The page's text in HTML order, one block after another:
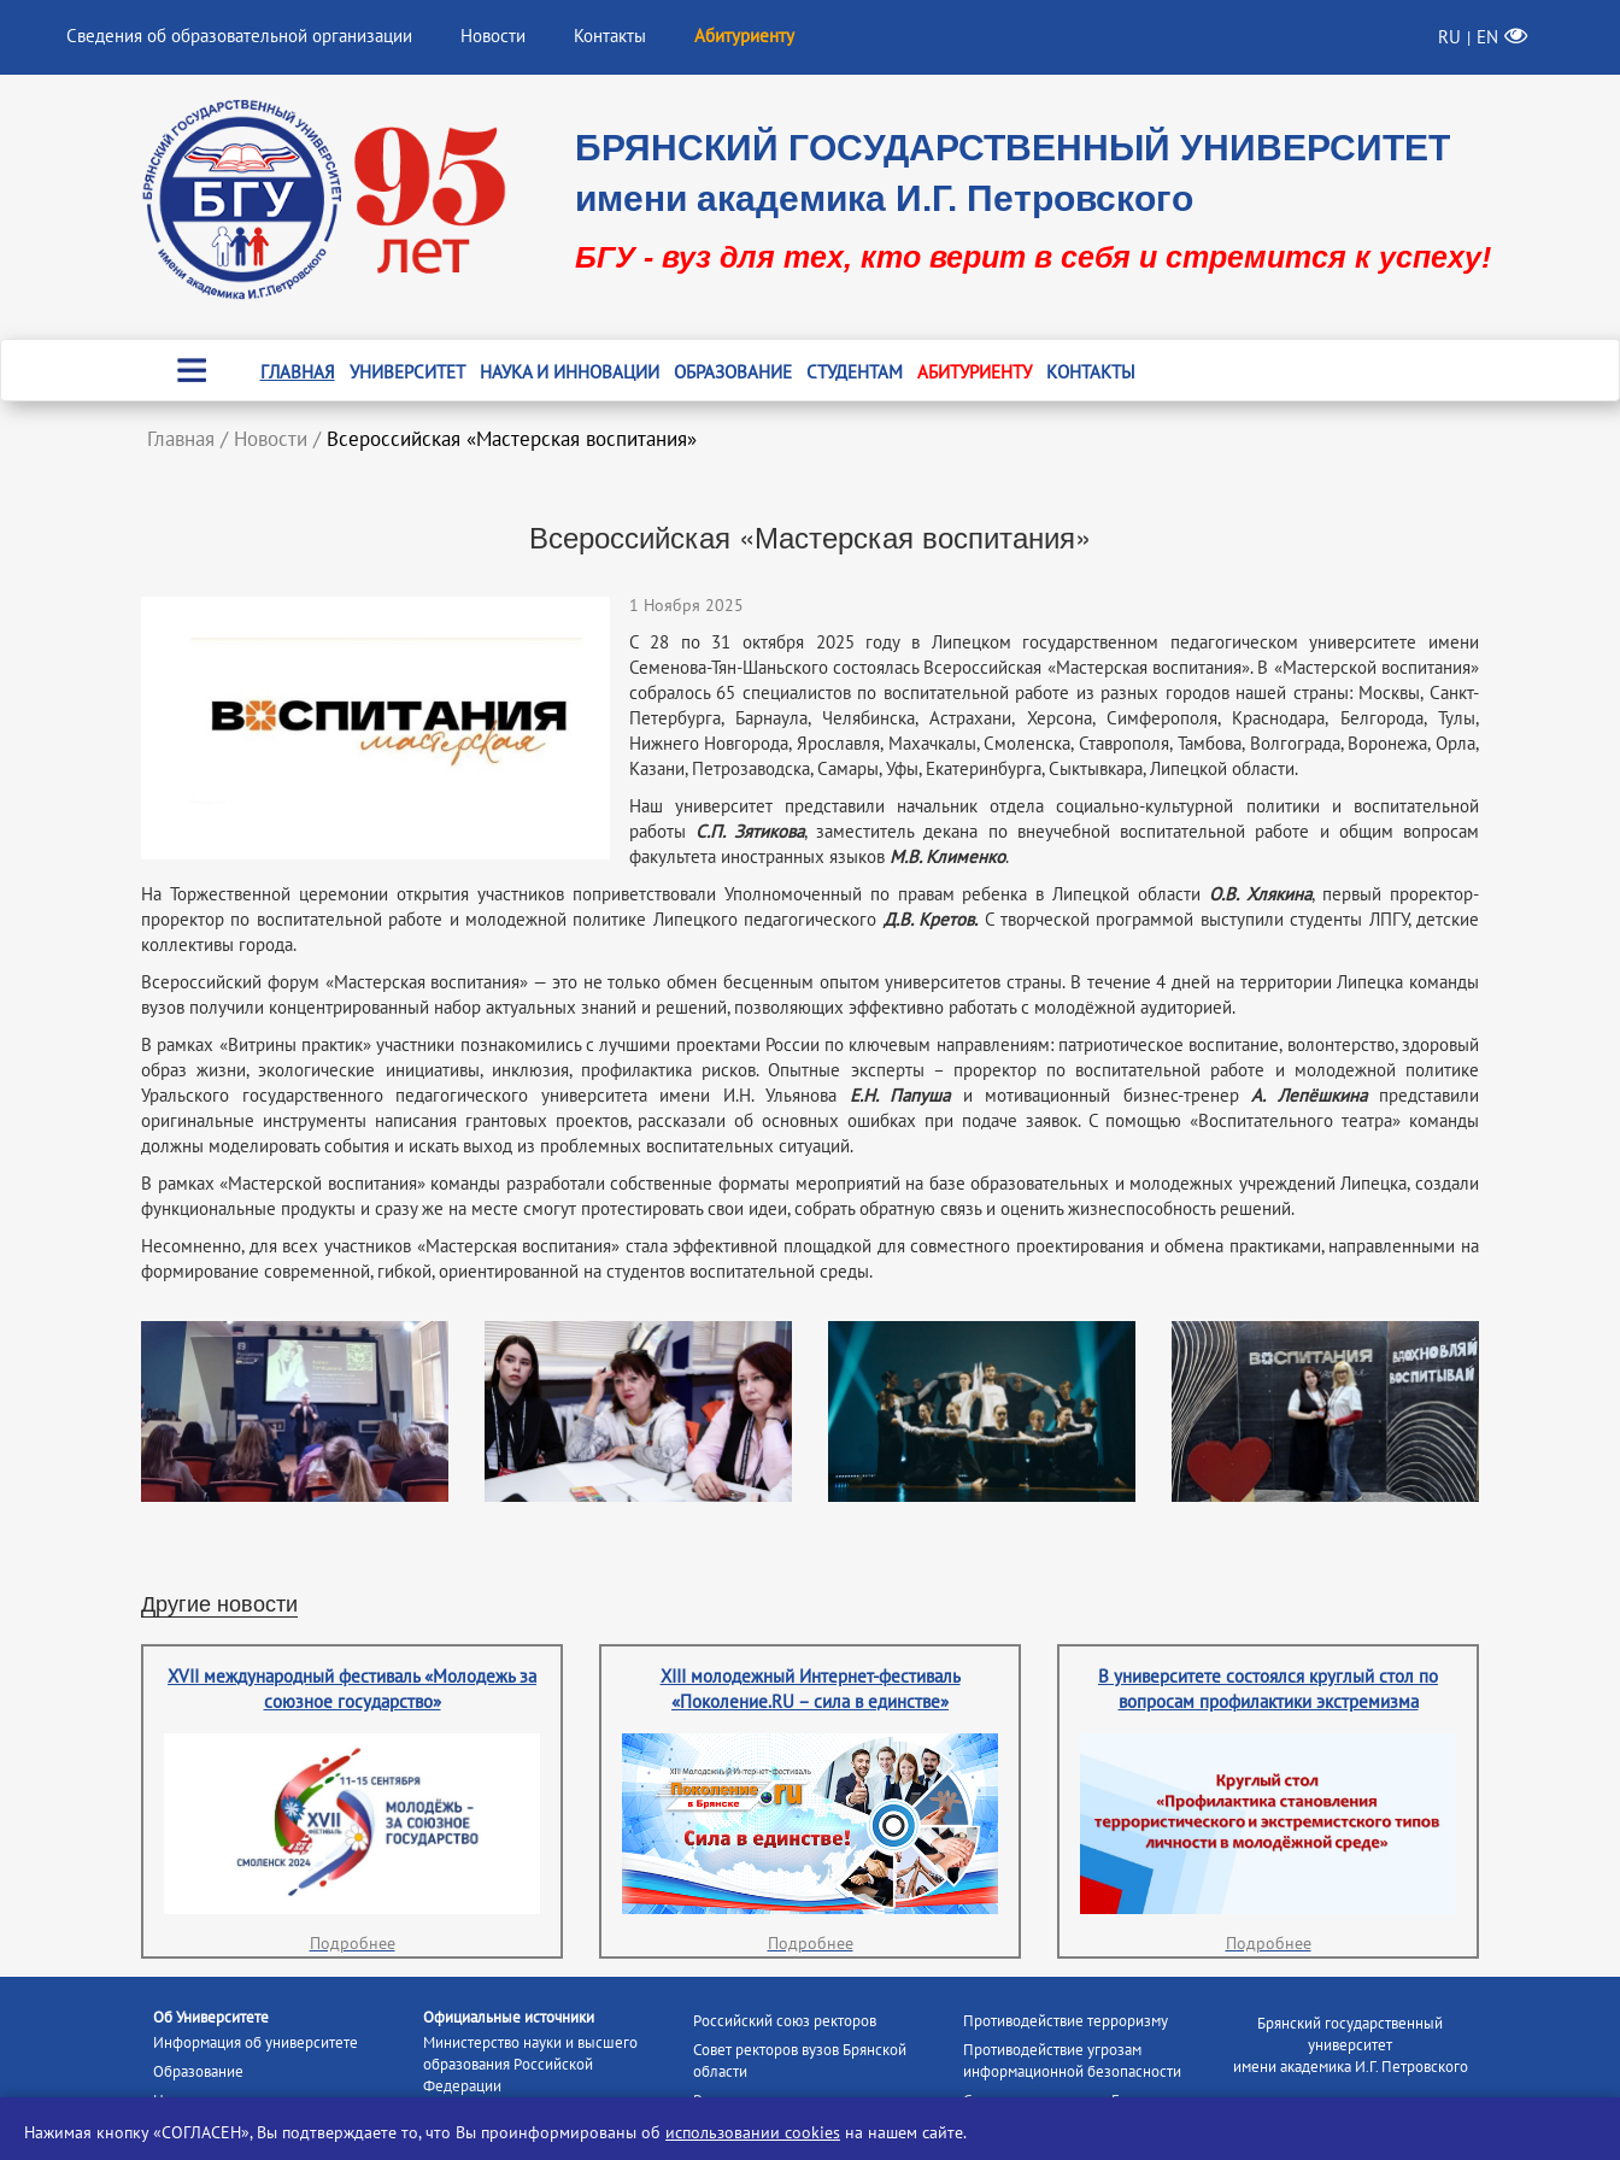
Сведения об образовательной организации Новости Контакты Абитуриенту RU | EN
БРЯНСКИЙ ГОСУДАРСТВЕННЫЙ УНИВЕРСИТЕТ
имени академика И.Г. Петровского
БГУ - вуз для тех, кто верит в себя и стремится к успеху!
ГЛАВНАЯ УНИВЕРСИТЕТ НАУКА И ИННОВАЦИИ ОБРАЗОВАНИЕ СТУДЕНТАМ АБИТУРИЕНТУ КОНТАКТЫ
Главная / Новости / Всероссийская «Мастерская воспитания»
Всероссийская «Мастерская воспитания»
1 Ноября 2025
С 28 по 31 октября 2025 году в Липецком государственном педагогическом университете имени
Семенова-Тян-Шаньского состоялась Всероссийская «Мастерская воспитания». В «Мастерской воспитания»
собралось 65 специалистов по воспитательной работе из разных городов нашей страны: Москвы, Санкт-
Петербурга, Барнаула, Челябинска, Астрахани, Херсона, Симферополя, Краснодара, Белгорода, Тулы,
Нижнего Новгорода, Ярославля, Махачкалы, Смоленска, Ставрополя, Тамбова, Волгограда, Воронежа, Орла,
Казани, Петрозаводска, Самары, Уфы, Екатеринбурга, Сыктывкара, Липецкой области.
Наш университет представили начальник отдела социально-культурной политики и воспитательной
работы
С.П. Зятикова, заместитель декана по внеучебной воспитательной работе и общим вопросам
факультета иностранных языков М.В. Клименко.
На Торжественной церемонии открытия участников поприветствовали Уполномоченный по правам ребенка в Липецкой области О.В. Хлякина, первый проректор-
проректор по воспитательной работе и молодежной политике Липецкого педагогического Д.В. Кретов.С творческой программой выступили студенты ЛПГУ, детские
коллективы города.
Всероссийский форум «Мастерская воспитания» — это не только обмен бесценным опытом университетов страны. В течение 4 дней на территории Липецка команды
вузов получили концентрированный набор актуальных знаний и решений, позволяющих эффективно работать с молодёжной аудиторией.
В рамках «Витрины практик» участники познакомились с лучшими проектами России по ключевым направлениям: патриотическое воспитание, волонтерство, здоровый
образ жизни, экологические инициативы, инклюзия, профилактика рисков. Опытные эксперты – проректор по воспитательной работе и молодежной политике
Уральского государственного педагогического университета имени И.Н. Ульянова Е.Н. Папушаи мотивационный бизнес-тренер А. Лепёшкина представили
оригинальные инструменты написания грантовых проектов, рассказали об основных ошибках при подаче заявок. С помощью «Воспитательного театра» команды
должны моделировать события и искать выход из проблемных воспитательных ситуаций.
В рамках «Мастерской воспитания» команды разработали собственные форматы мероприятий на базе образовательных и молодежных учреждений Липецка, создали
функциональные продукты и сразу же на месте смогут протестировать свои идеи, собрать обратную связь и оценить жизнеспособность решений.
Несомненно, для всех участников «Мастерская воспитания» стала эффективной площадкой для совместного проектирования и обмена практиками, направленными на
формирование современной, гибкой, ориентированной на студентов воспитательной среды.
Другие новости
XVII международный фестиваль «Молодежь за
союзное государство»
Подробнее
XIII молодежный Интернет-фестиваль
«Поколение.RU – сила в единстве»
Подробнее
В университете состоялся круглый стол по
вопросам профилактики экстремизма
Подробнее
Об Университете
Информация об университете
Образование
Наука и инновации
Абитуриенту
Официальные источники
Министерство науки и высшего
образования Российской
Федерации
Портал «Российское
Российский союз ректоров
Совет ректоров вузов Брянской
области
Росстудцентр
Наши партнёры
Противодействие терроризму
Противодействие угрозам
информационной безопасности
Социальные ролики - Генеральная
Брянский государственный
университет
имени академика И.Г. Петровского
Нажимая кнопку «СОГЛАСЕН», Вы подтверждаете то, что Вы проинформированы об использовании cookies на нашем сайте.